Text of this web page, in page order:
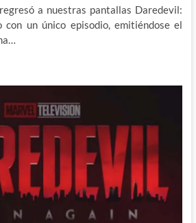
a nuestras pantallas Daredevil:
un único episodio, emitiéndose el